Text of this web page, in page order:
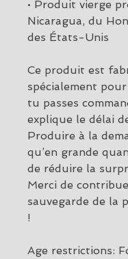
• Produit vierge
Nicaragua, du
des États-Unis
Ce produit est
spécialement
tu passes
explique le délai
Produire à la
qu’en grande
de réduire la
Merci de
sauvegarde de la
!
Age restrictions: